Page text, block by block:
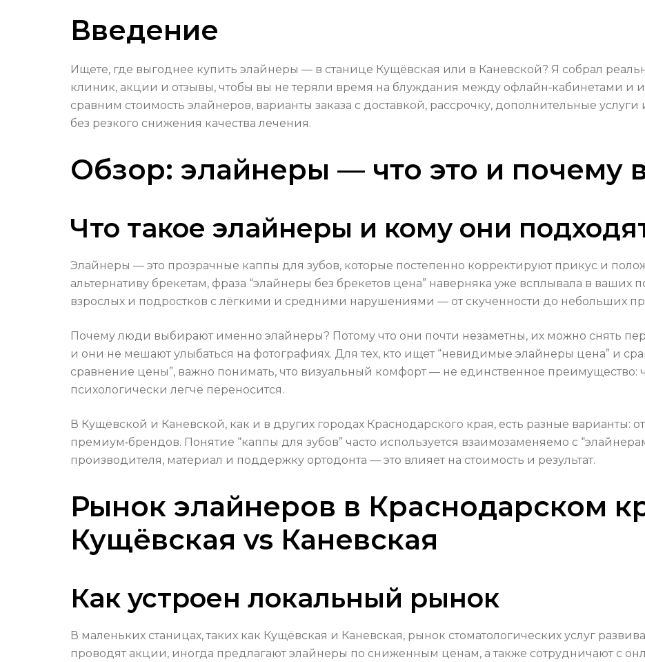
Введение
Ищете, где выгоднее купить элайнеры — в станице Кущёвская или в Каневской? Я собрал
клиник, акции и отзывы, чтобы вы не теряли время на блуждания между офлайн‑кабинетами и
сравним стоимость элайнеров, варианты заказа с доставкой, рассрочку, дополнительные
без резкого снижения качества лечения.
Обзор: элайнеры — что это и почему
Что такое элайнеры и кому они
Элайнеры — это прозрачные каппы для зубов, которые постепенно корректируют прикус и
альтернативу брекетам, фраза “элайнеры без брекетов цена” наверняка уже всплывала в ваших
взрослых и подростков с лёгкими и средними нарушениями — от скученности до небольших
Почему люди выбирают именно элайнеры? Потому что они почти незаметны, их можно снять
и они не мешают улыбаться на фотографиях. Для тех, кто ищет “невидимые элайнеры цена” и
сравнение цены”, важно понимать, что визуальный комфорт — не единственное преимущество:
психологически легче переносится.
В Кущёвской и Каневской, как и в других городах Краснодарского края, есть разные варианты:
премиум‑брендов. Понятие “каппы для зубов” часто используется взаимозаменяемо с
производителя, материал и поддержку ортодонта — это влияет на стоимость и результат.
Рынок элайнеров в Краснодарском
Кущёвская vs Каневская
Как устроен локальный рынок
В маленьких станицах, таких как Кущёвская и Каневская, рынок стоматологических услуг
проводят акции, иногда предлагают элайнеры по сниженным ценам, а также сотрудничают с